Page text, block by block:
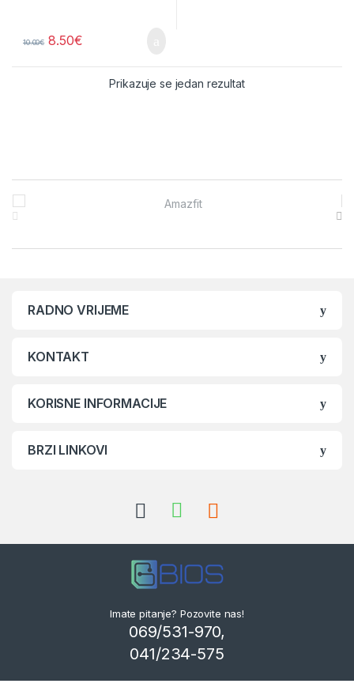
10.00€ 8.50€
Prikazuje se jedan rezultat
Brands Carousel
RADNO VRIJEME
KONTAKT
KORISNE INFORMACIJE
BRZI LINKOVI
Imate pitanje? Pozovite nas!
069/531-970,
041/234-575